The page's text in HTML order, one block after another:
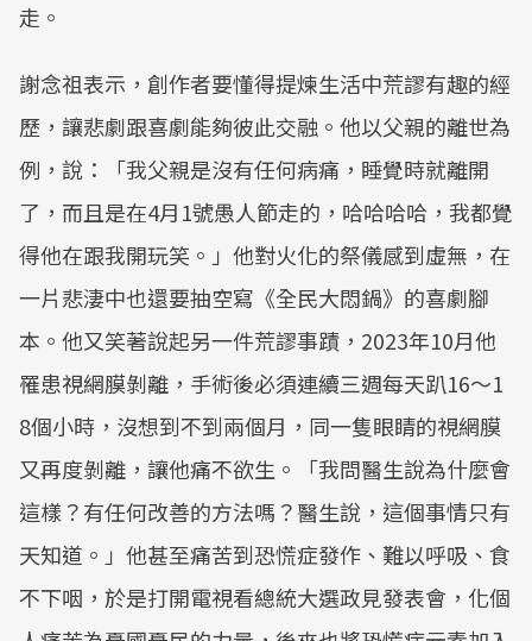
走。
謝念祖表示，創作者要懂得提煉生活中荒謬有趣的經
歷，讓悲劇跟喜劇能夠彼此交融。他以父親的離世為
例，說：「我父親是沒有任何病痛，睡覺時就離開
了，而且是在4月1號愚人節走的，哈哈哈哈，我都覺
得他在跟我開玩笑。」他對火化的祭儀感到虛無，在
一片悲淒中也還要抽空寫《全民大悶鍋》的喜劇腳
本。他又笑著說起另一件荒謬事蹟，2023年10月他
罹患視網膜剝離，手術後必須連續三週每天趴16～1
8個小時，沒想到不到兩個月，同一隻眼睛的視網膜
又再度剝離，讓他痛不欲生。「我問醫生說為什麼會
這樣？有任何改善的方法嗎？醫生說，這個事情只有
天知道。」他甚至痛苦到恐慌症發作、難以呼吸、食
不下咽，於是打開電視看總統大選政見發表會，化個